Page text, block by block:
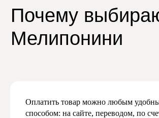
Оплатить товар можно любым
способом: на сайте, переводом, по
политикой
конфиденциальности
Даю согласие на получение рекламной